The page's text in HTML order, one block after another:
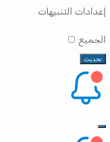
إعدادات التنبيهات
الجميع
تحديث